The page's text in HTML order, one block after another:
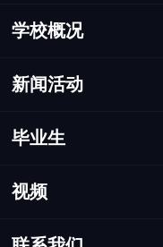
学校概况
新闻活动
毕业生
视频